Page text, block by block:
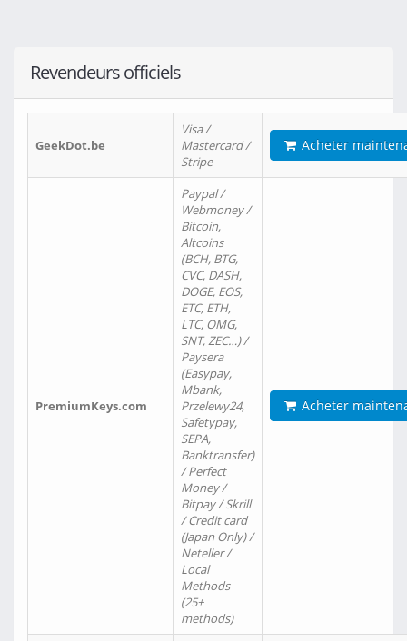
Revendeurs officiels
GeekDot.be
Visa /
Mastercard /
Stripe
Acheter
PremiumKeys.com
Paypal /
Webmoney /
Bitcoin,
Altcoins
(BCH, BTG,
CVC, DASH,
DOGE, EOS,
ETC, ETH,
LTC, OMG,
SNT, ZEC…) /
Paysera
(Easypay,
Mbank,
Przelewy24,
Safetypay,
SEPA,
Banktransfer)
/ Perfect
Money /
Bitpay / Skrill
/ Credit card
(Japan Only) /
Neteller /
Local
Methods
(25+
methods)
Acheter